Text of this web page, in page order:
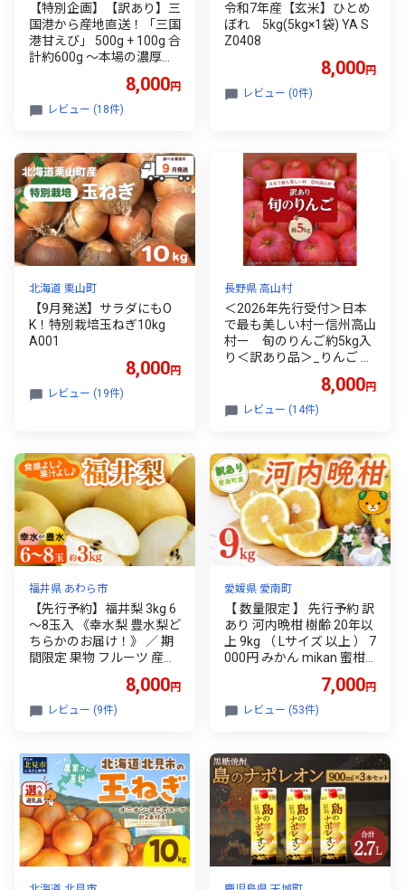
【特別企画】【訳あり】三
国港から産地直送！「三国
港甘えび」 500g + 100g 合
計約600g ～本場の濃厚な
い！～ 【甘エビ あまえび
アマエビ わけあり ワケア
国産 県産】 [A-6233]
8,000円
レビュー (18件)
令和7年産【玄米】ひとめ
ぼれ 5kg(5kg×1袋) YA S
Z0408
8,000円
レビュー (0件)
北海道 栗山町
【9月発送】サラダにもO
K！特別栽培玉ねぎ10kg
A001
8,000円
レビュー (19件)
長野県 高山村
＜2026年先行受付＞日本
で最も美しい村ー信州高山
村ー 旬のりんご約5kg入
り＜訳あり品＞_りんご 林
州 高山村 5kg フルーツ 果
物 くだもの 美味しい 旬 先
8,000円
レビュー (14件)
福井県 あわら市
【先行予約】福井梨 3kg 6
～8玉入 《幸水梨 豊水梨ど
ちらかのお届け！》 ／ 期
間限定 果物 フルーツ 産地
年8月下旬以降発送 [aw00
3-a009]
8,000円
レビュー (9件)
愛媛県 愛南町
【 数量限定 】 先行予約 訳
あり 河内晩柑 樹齢 20年以
上 9kg （ Lサイズ 以上 ） 7
000円 みかん mikan 蜜柑
んかん 愛南ゴールド あい
なん ゴールド 文旦 派生 和
期間限定 特産品 ゼリー ジ
ュース 人気 限定 甘い フル
ーツ 果物 柑橘 規格外 くら
もとファーム 愛南町 愛媛
県 ミカン
7,000円
レビュー (53件)